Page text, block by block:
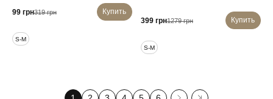
99 грн319 грн Купить
S-M
399 грн1279 грн Купить
S-M